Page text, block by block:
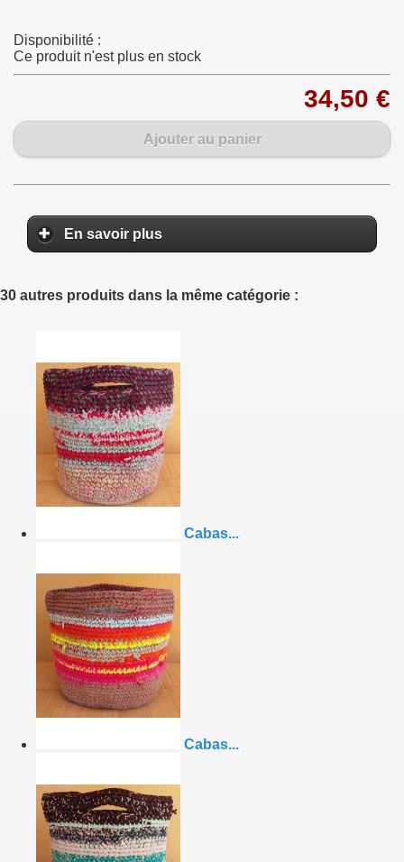
Disponibilité :
Ce produit n'est plus en stock
34,50 €
Ajouter au panier
En savoir plus
30 autres produits dans la même catégorie :
Cabas...
Cabas...